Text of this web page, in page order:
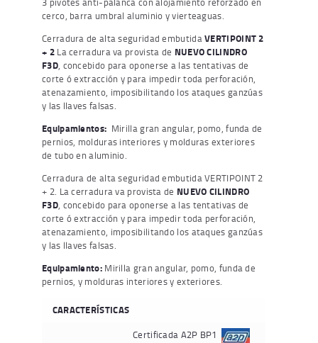
cerco, barra umbral aluminio y vierteaguas.
Cerradura de alta seguridad embutidaVERTIPOINT 2
+ 2La cerradura va provista de NUEVO CILINDRO
F3D, concebido para oponerse a las tentativas de
corte ó extracción y para impedir toda perforación,
atenazamiento, imposibilitando los ataques ganzúas
y las llaves falsas.
Equipamientos: Mirilla gran angular, pomo, funda de
pernios, molduras interiores y molduras exteriores
de tubo en aluminio.
Cerradura de alta seguridad embutida VERTIPOINT 2
+ 2. La cerradura va provista de NUEVO CILINDRO
F3D, concebido para oponerse a las tentativas de
corte ó extracción y para impedir toda perforación,
atenazamiento, imposibilitando los ataques ganzúas
y las llaves falsas.
Equipamiento:Mirilla gran angular, pomo, funda de
pernios, y molduras interiores y exteriores.
CARACTERÍSTICAS
Certificada A2P BP1